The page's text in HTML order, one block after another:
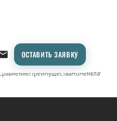
ОСТАВИТЬ ЗАЯВКУ
ПреимуществаНоменклатура